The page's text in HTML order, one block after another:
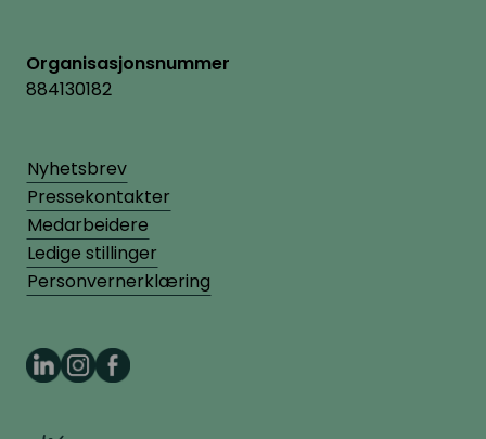
Organisasjonsnummer
884130182
Nyhetsbrev
Pressekontakter
Medarbeidere
Ledige stillinger
Personvernerklæring